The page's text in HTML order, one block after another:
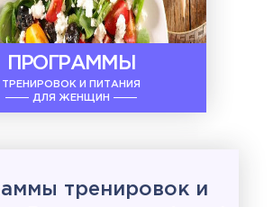
ПРОГРАММЫ
ТРЕНИРОВОК И ПИТАНИЯ
ДЛЯ ЖЕНЩИН
тренировок и